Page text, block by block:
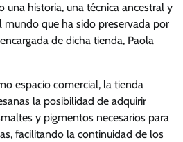
una historia, una técnica ancestral y
que ha sido preservada por
de dicha tienda, Paola
espacio comercial, la tienda
la posibilidad de adquirir
y pigmentos necesarios para
facilitando la continuidad de los